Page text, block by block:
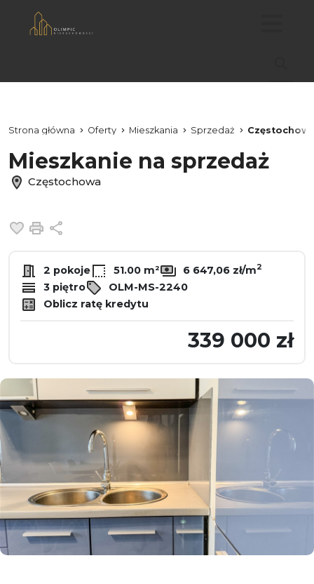
Strona główna Oferty Mieszkania Sprzedaż
Mieszkanie na sprzedaż
Częstochowa
Dodaj do ulubionych
Drukuj
2 pokoje 51.00 m² 6 647,06 zł/m2
3 piętro
OLM-MS-2240
Oblicz ratę kredytu
339 000 zł